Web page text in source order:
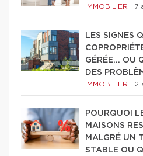
IMMOBILIER 7
LES SIGNES
GÉRÉE… OU
DES
IMMOBILIER 2
POURQUOI
MAISONS
MALGRÉ UN
STABLE OU